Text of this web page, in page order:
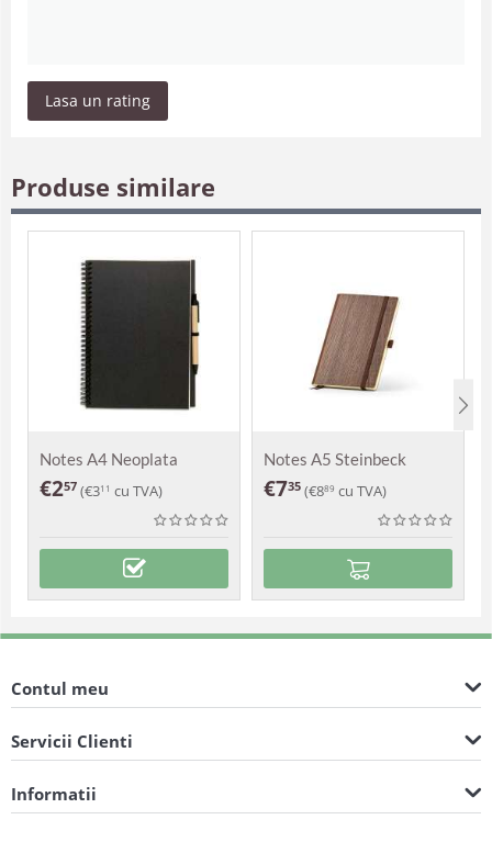
Lasa un rating
Produse similare
Notes A4 Neoplata
€257 (€311 cu TVA)
Notes A5 Steinbeck
€735 (€889 cu TVA)
Contul meu
Servicii Clienti
Informatii